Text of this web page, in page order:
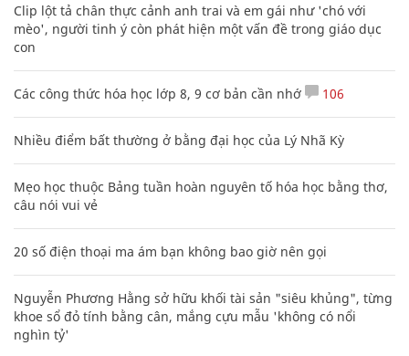
Clip lột tả chân thực cảnh anh trai và em gái như 'chó với
mèo', người tinh ý còn phát hiện một vấn đề trong giáo dục
con
Các công thức hóa học lớp 8, 9 cơ bản cần nhớ 106
Nhiều điểm bất thường ở bằng đại học của Lý Nhã Kỳ
Mẹo học thuộc Bảng tuần hoàn nguyên tố hóa học bằng thơ,
câu nói vui vẻ
20 số điện thoại ma ám bạn không bao giờ nên gọi
Nguyễn Phương Hằng sở hữu khối tài sản "siêu khủng", từng
khoe sổ đỏ tính bằng cân, mắng cựu mẫu 'không có nổi
nghìn tỷ'